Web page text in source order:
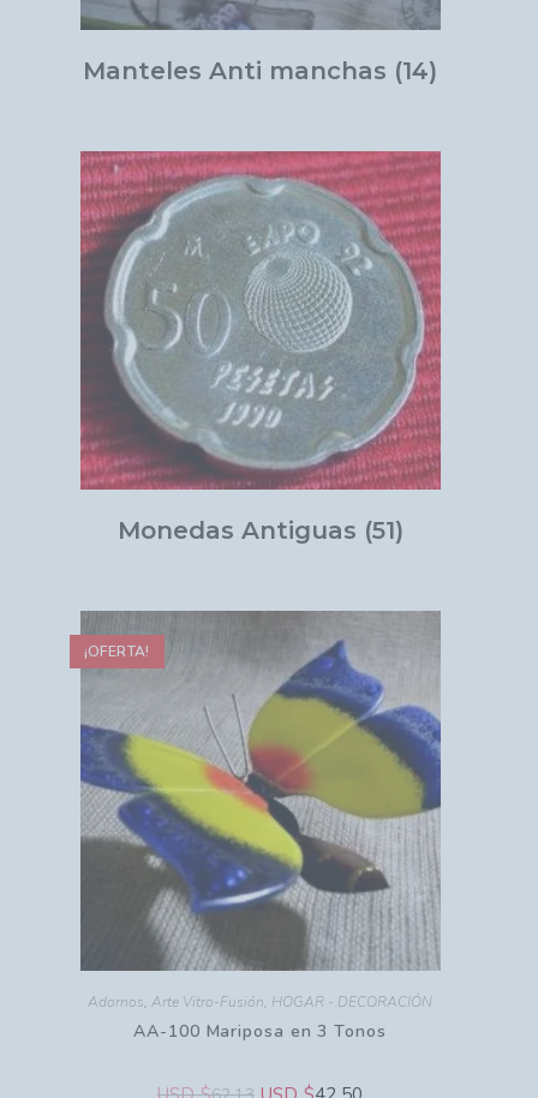
Manteles Anti manchas (14)
Monedas Antiguas (51)
¡OFERTA!
Adornos, Arte Vitro-Fusión, HOGAR - DECORACIÓN
AA-100 Mariposa en 3 Tonos